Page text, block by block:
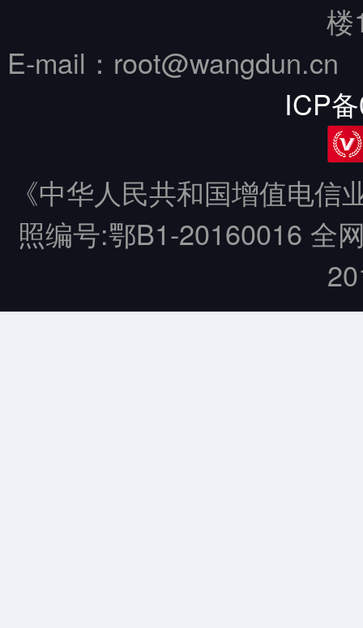
楼
E-mail：
ICP
《中华人民共和国增值电
照编号:鄂B1-20160016 全